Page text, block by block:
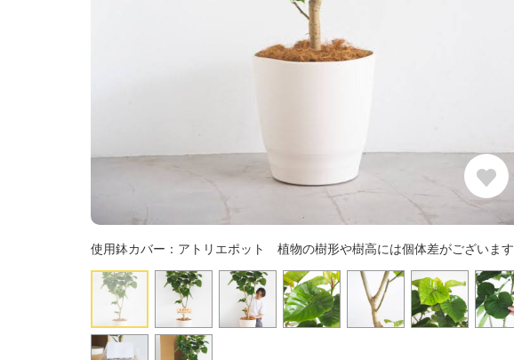
使用鉢カバー：アトリエポット 植物の樹形や樹高には個体差がございます